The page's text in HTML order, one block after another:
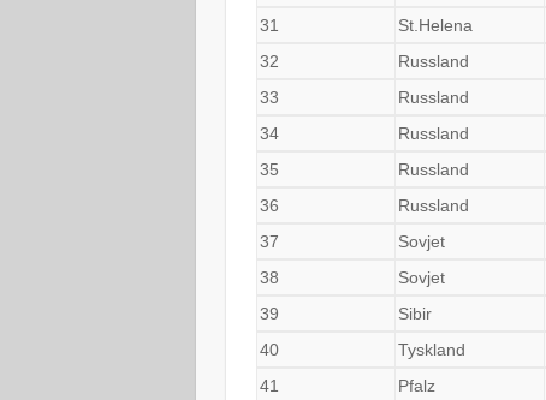
31
St.Helena
32
Russland
33
Russland
34
Russland
35
Russland
36
Russland
37
Sovjet
38
Sovjet
39
Sibir
40
Tyskland
41
Pfalz